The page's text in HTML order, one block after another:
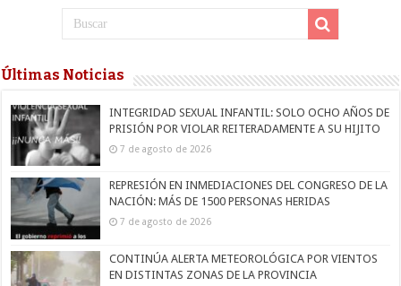
Últimas Noticias
INTEGRIDAD SEXUAL INFANTIL: SOLO OCHO AÑOS DE
PRISIÓN POR VIOLAR REITERADAMENTE A SU HIJITO
7 de agosto de 2026
REPRESIÓN EN INMEDIACIONES DEL CONGRESO DE LA
NACIÓN: MÁS DE 1500 PERSONAS HERIDAS
7 de agosto de 2026
CONTINÚA ALERTA METEOROLÓGICA POR VIENTOS
EN DISTINTAS ZONAS DE LA PROVINCIA